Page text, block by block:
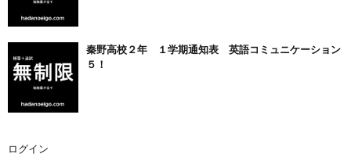
秦野高校２年 １学期通知表 英語コミュニケーション
５！
ログイン